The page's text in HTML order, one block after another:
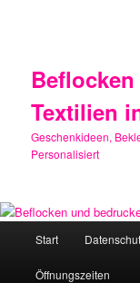
Textilien
Geschenkideen,
Personalisiert
Start
Öffnungszeiten